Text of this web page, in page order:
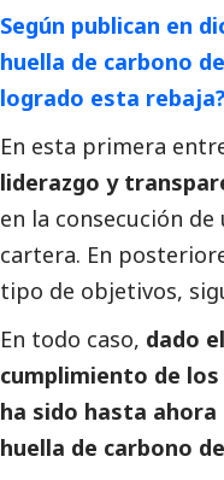
Según publican en
huella de carbono
logrado esta rebaja?
En esta primera
liderazgo y
en la consecución
cartera. En
tipo de objetivos,
En todo caso, dado
cumplimiento de
ha sido hasta
huella de carbono